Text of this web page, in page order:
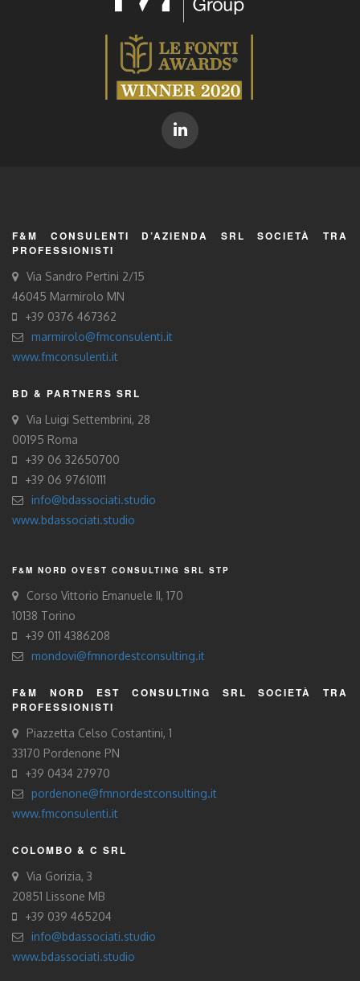
F&M CONSULENTI D’AZIENDA SRL SOCIETÀ TRA
PROFESSIONISTI
Via Sandro Pertini 2/15
46045 Marmirolo MN
+39 0376 467362
marmirolo@fmconsulenti.it
www.fmconsulenti.it
BD & PARTNERS SRL
Via Luigi Settembrini, 28
00195 Roma
+39 06 32650700
+39 06 97610111
info@bdassociati.studio
www.bdassociati.studio
F&M NORD OVEST CONSULTING SRL STP
Corso Vittorio Emanuele II, 170
10138 Torino
+39 011 4386208
mondovi@fmnordestconsulting.it
F&M NORD EST CONSULTING SRL SOCIETÀ TRA
PROFESSIONISTI
Piazzetta Celso Costantini, 1
33170 Pordenone PN
+39 0434 27970
pordenone@fmnordestconsulting.it
www.fmconsulenti.it
COLOMBO & C SRL
Via Gorizia, 3
20851 Lissone MB
+39 039 465204
info@bdassociati.studio
www.bdassociati.studio